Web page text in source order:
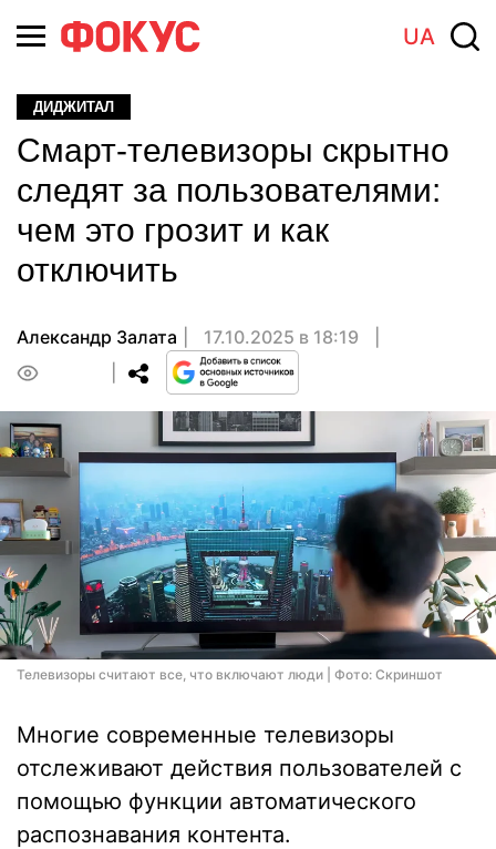
UA
ДИДЖИТАЛ
Cмарт-телевизоры скрытно
следят за пользователями:
чем это грозит и как
отключить
Александр Залата
17.10.2025 в 18:19
Телевизоры считают все, что включают люди | Фото: Скриншот
Многие современные телевизоры
отслеживают действия пользователей с
помощью функции автоматического
распознавания контента.